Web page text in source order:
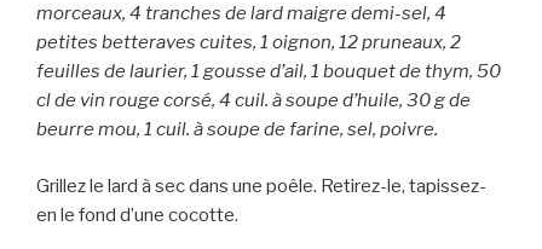
morceaux, 4 tranches de lard maigre demi-sel, 4
petites betteraves cuites, 1 oignon, 12 pruneaux, 2
feuilles de laurier, 1 gousse d’ail, 1 bouquet de thym, 50
cl de vin rouge corsé, 4 cuil. à soupe d’huile, 30 g de
beurre mou, 1 cuil. à soupe de farine, sel, poivre.
Grillez le lard à sec dans une poêle. Retirez-le, tapissez-
en le fond d’une cocotte.